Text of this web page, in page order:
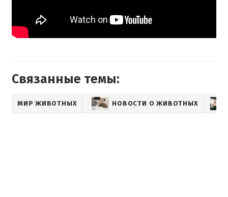
Связанные темы:
МИР ЖИВОТНЫХ НОВОСТИ О ЖИВОТНЫХ